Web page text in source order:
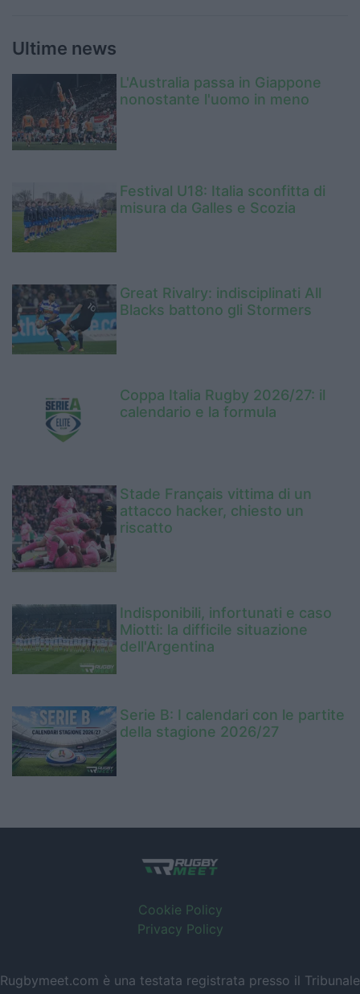
Ultime news
L'Australia passa in Giappone
nonostante l'uomo in meno
Festival U18: Italia sconfitta di
misura da Galles e Scozia
Great Rivalry: indisciplinati All
Blacks battono gli Stormers
Coppa Italia Rugby 2026/27: il
calendario e la formula
Stade Français vittima di un
attacco hacker, chiesto un
riscatto
Indisponibili, infortunati e caso
Miotti: la difficile situazione
dell'Argentina
Serie B: I calendari con le partite
della stagione 2026/27
Cookie Policy
Privacy Policy
Rugbymeet.com è una testata registrata presso il Tribunale